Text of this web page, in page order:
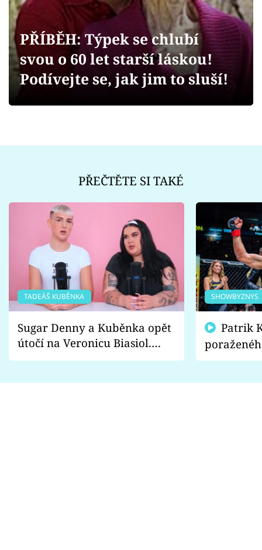
Videa
Sledujte prima+
PŘÍBĚH: Týpek se chlubí
svou o 60 let starší láskou!
Podívejte se, jak jim to sluší!
PŘEČTĚTE SI TAKÉ
TADEÁŠ KUBĚNKA
Sugar Denny a Kuběnka opět
útočí na Veronicu Biasiol.
Proč je podle nich falešná a
SHOWBYZNYS
fanoušci